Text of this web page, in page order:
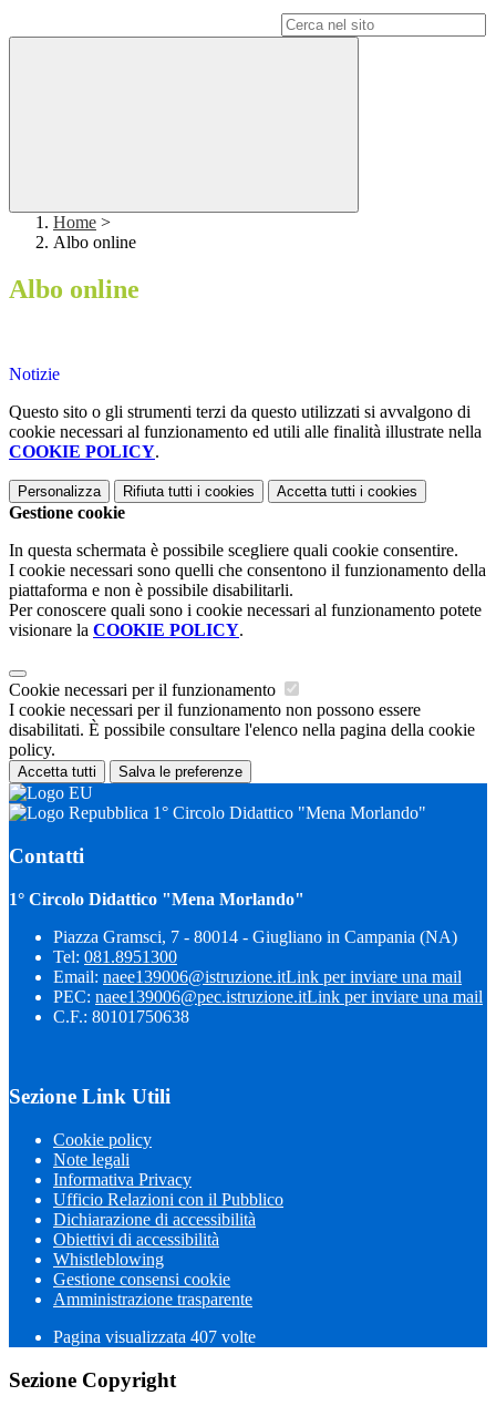
Home >
Albo online
Albo online
Notizie
Questo sito o gli strumenti terzi da questo utilizzati si avvalgono di
cookie necessari al funzionamento ed utili alle finalità illustrate nella
COOKIE POLICY.
Personalizza Rifiuta tutti i cookies Accetta tutti i cookies
Gestione cookie
In questa schermata è possibile scegliere quali cookie consentire.
I cookie necessari sono quelli che consentono il funzionamento della
piattaforma e non è possibile disabilitarli.
Per conoscere quali sono i cookie necessari al funzionamento potete
visionare la COOKIE POLICY.
Cookie necessari per il funzionamento
I cookie necessari per il funzionamento non possono essere
disabilitati. È possibile consultare l'elenco nella pagina della cookie
policy.
Accetta tutti Salva le preferenze
1° Circolo Didattico "Mena Morlando"
Contatti
1° Circolo Didattico "Mena Morlando"
Piazza Gramsci, 7 - 80014 - Giugliano in Campania (NA)
Tel: 081.8951300
Email: naee139006@istruzione.itLink per inviare una mail
PEC: naee139006@pec.istruzione.itLink per inviare una mail
C.F.: 80101750638
Sezione Link Utili
Cookie policy
Note legali
Informativa Privacy
Ufficio Relazioni con il Pubblico
Dichiarazione di accessibilità
Obiettivi di accessibilità
Whistleblowing
Gestione consensi cookie
Amministrazione trasparente
Pagina visualizzata 407 volte
Sezione Copyright